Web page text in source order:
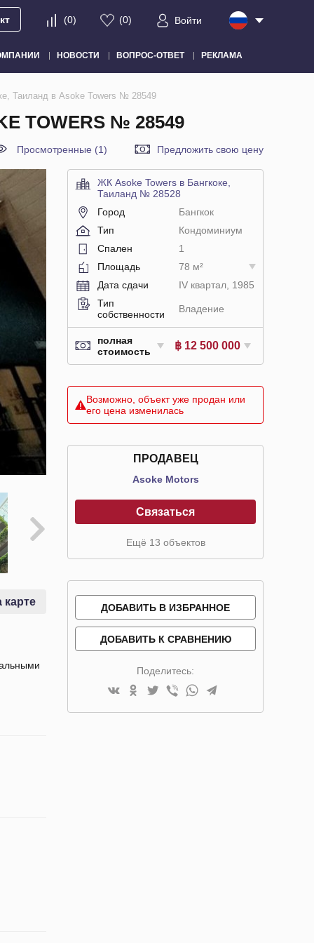
(0) (0) Войти
НОВОСТИ ВОПРОС-ОТВЕТ РЕКЛАМА
Таиланд в Asoke Towers № 28549
№ 28549
Просмотренные (1) Предложить свою цену
карте
ЖК Asoke Towers в Бангкоке,
Таиланд № 28528
Город
Бангкок
Тип
Кондоминиум
Спален
1
Площадь
78 м²
Дата сдачи
IV квартал, 1985
Тип
собственности
Владение
полная
стоимость
฿ 12 500 000
Возможно, объект уже продан или
его цена изменилась
ПРОДАВЕЦ
Asoke Motors
Связаться
Ещё 13 объектов
ДОБАВИТЬ В ИЗБРАННОЕ
ДОБАВИТЬ К СРАВНЕНИЮ
Поделитесь: